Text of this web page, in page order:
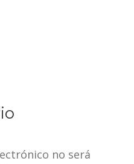
no será